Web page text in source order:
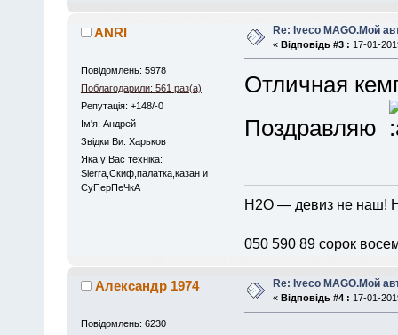
ANRI
Повідомлень: 5978
Поблагодарили: 561 раз(а)
Репутація: +148/-0
Iм'я: Андрей
Звідки Ви: Харьков
Яка у Вас техніка:
Sierra,Скиф,палатка,казан и
СуПерПеЧкА
Re: Iveco MAGO.Мой
« Відповідь #3 : 17-01-
Отличная
Поздравляю
H2O — девиз не наш!
050 590 89 сорок
Александр 1974
Повідомлень: 6230
Re: Iveco MAGO.Мой
« Відповідь #4 : 17-01-